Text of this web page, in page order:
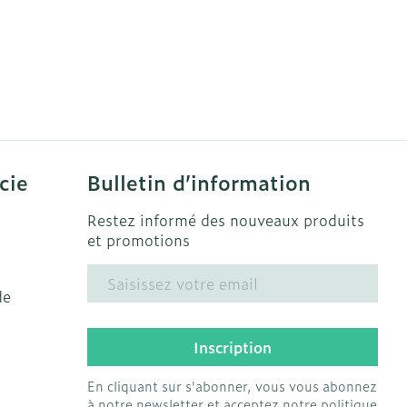
Bulletin d’information
Restez informé des nouveaux produits
et promotions
Inscription
En cliquant sur s'abonner, vous vous abonnez